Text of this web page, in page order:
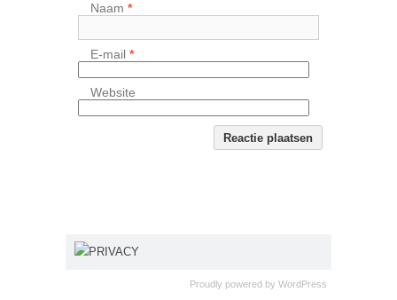
Naam*
E-mail*
Website
PRIVACY
Proudly powered by WordPress